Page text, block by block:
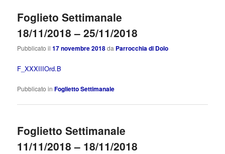
Foglieto Settimanale
18/11/2018 – 25/11/2018
Pubblicato il17 novembre 2018da Parrocchia di Dolo
F_XXXIIIOrd.B
Pubblicato in Foglietto Settimanale
Foglietto Settimanale
11/11/2018 – 18/11/2018